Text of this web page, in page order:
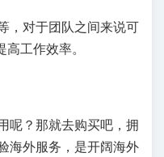
，对于团队之间来说可
工作效率。
呢？那就去购买吧，拥
海外服务，是开阔海外